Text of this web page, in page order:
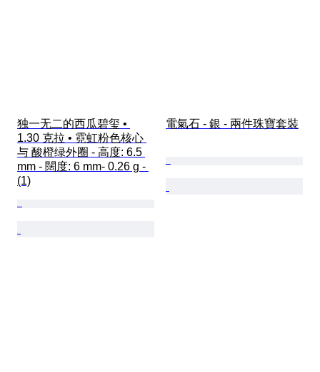
独一无二的西瓜碧玺 •
1.30 克拉 • 霓虹粉色核心
与 酸橙绿外圈 - 高度: 6.5
mm - 闊度: 6 mm- 0.26 g -
(1)
電氣石 - 銀 - 兩件珠寶套裝